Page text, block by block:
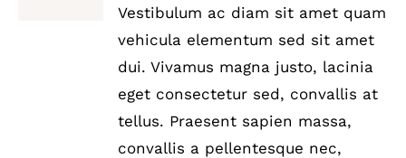
Vestibulum ac diam sit amet quam
vehicula elementum sed sit amet
dui. Vivamus magna justo, lacinia
eget consectetur sed, convallis at
tellus. Praesent sapien massa,
convallis a pellentesque nec,